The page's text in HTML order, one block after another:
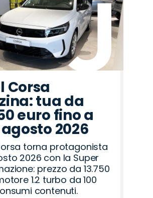
Corsa
tua da
euro fino a
2026
torna protagonista
2026 con la Super
prezzo da 13.750
1.2 turbo da 100
contenuti.